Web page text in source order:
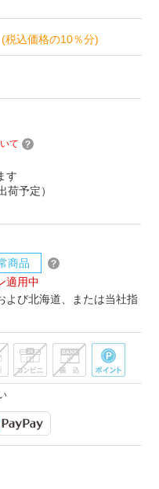
(税込価格の10％分)
て
す
荷予定）
商品
適用中
よび北海道、または当社指